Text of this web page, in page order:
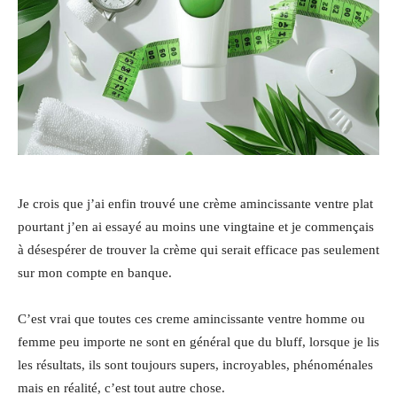
Je crois que j’ai enfin trouvé une crème amincissante ventre plat
pourtant j’en ai essayé au moins une vingtaine et je commençais
à désespérer de trouver la crème qui serait efficace pas seulement
sur mon compte en banque.
C’est vrai que toutes ces creme amincissante ventre homme ou
femme peu importe ne sont en général que du bluff, lorsque je lis
les résultats, ils sont toujours supers, incroyables, phénoménales
mais en réalité, c’est tout autre chose.